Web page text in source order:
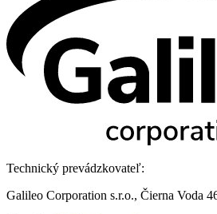
Technický prevádzkovateľ:
Galileo Corporation s.r.o., Čierna Voda